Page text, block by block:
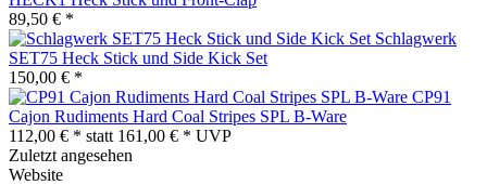
89,50 € *
Schlagwerk
SET75 Heck Stick und Side Kick Set
150,00 € *
CP91
Cajon Rudiments Hard Coal Stripes SPL B-Ware
112,00 € * statt 161,00 € * UVP
Zuletzt angesehen
Website